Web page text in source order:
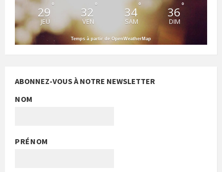
29 °
JEU
32 °
VEN
34°
SAM
36°
DIM
Temps à partir de OpenWeatherMap
ABONNEZ-VOUS À NOTRE NEWSLETTER
NOM
PRÉNOM